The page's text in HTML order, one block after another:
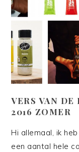
VERS VAN DE
2016 ZOMER
Hi allemaal, ik
een aantal hele